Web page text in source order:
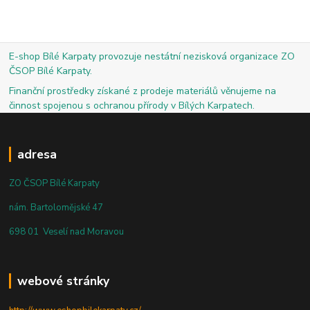
E-shop Bílé Karpaty provozuje nestátní nezisková organizace ZO
ČSOP Bílé Karpaty.
Finanční prostředky získané z prodeje materiálů věnujeme na
činnost spojenou s ochranou přírody v Bílých Karpatech.
adresa
ZO ČSOP Bílé Karpaty
nám. Bartolomějské 47
698 01 Veselí nad Moravou
webové stránky